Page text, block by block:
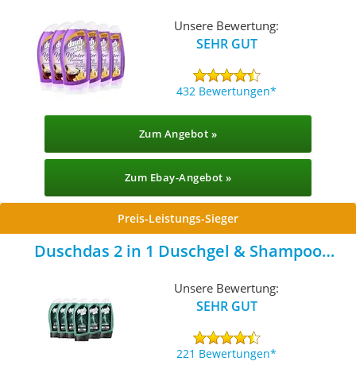
Unsere Bewertung:
SEHR GUT
432 Bewertungen
Zum Angebot »
Zum Ebay-Angebot »
Preis-Leistungs-Sieger
Duschdas 2 in 1 Duschgel & Shampoo
Unsere Bewertung:
SEHR GUT
221 Bewertungen